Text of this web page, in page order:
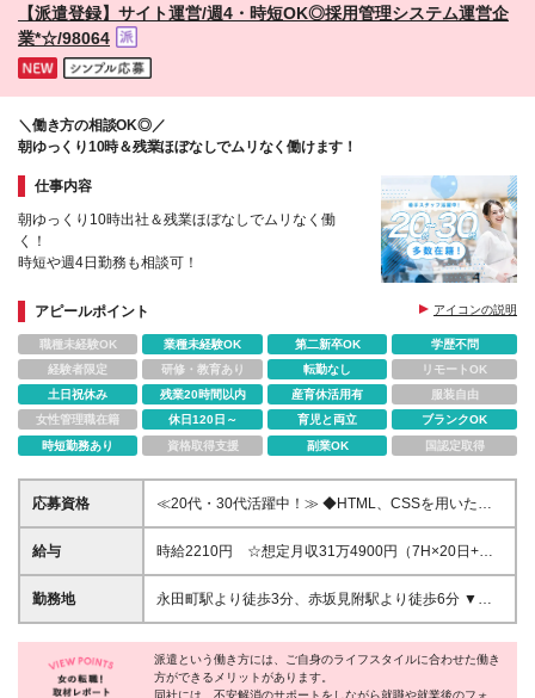
【派遣登録】サイト運営/週4・時短OK◎採用管理システム運営企
業*☆/98064
＼働き方の相談OK◎／
朝ゆっくり10時＆残業ほぼなしでムリなく働けます！
仕事内容
朝ゆっくり10時出社＆残業ほぼなしでムリなく働
く！
時短や週4日勤務も相談可！
アピールポイント アイコンの説明
職種未経験OK 業種未経験OK 第二新卒OK
学歴不問
経験者限定
研修・教育あり 転勤なし
リモートOK
土日祝休み
残業20時間以内 産育休活用有
服装自由
女性管理職在籍
休日120日～ 育児と両立
ブランクOK
時短勤務あり
資格取得支援 副業OK 国認定取得
応募資格
≪20代・30代活躍中！≫ ◆HTML、CSSを用いたサ
イト制作の経験 ◆Adobe Photoshop、Illustratorの使
用経験 ※ブランクがある方やこれまでのご経験に自信
歴をなるべく詳細に記載いただけると、面談までがス
ムーズです！
給与
時給2210円 ☆想定月収31万4900円（7H×20日+残
業2.5H） ※交通費全額支給
勤務地
永田町駅より徒歩3分、赤坂見附駅より徒歩6分 ▼服
装：オフィスカジュアル ▼受動喫煙対策：屋内禁煙
派遣という働き方には、ご自身のライフスタイルに合わせた働き
方ができるメリットがあります。
同社には、不安解消のサポートをしながら就職や就業後のフォロ